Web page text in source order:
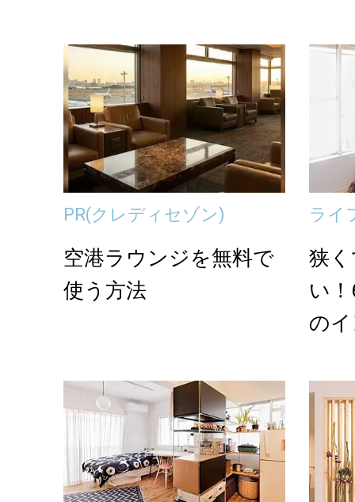
PR(クレディセゾン)
空港ラウンジを無料で
使う方法
ライ
狭
い
の